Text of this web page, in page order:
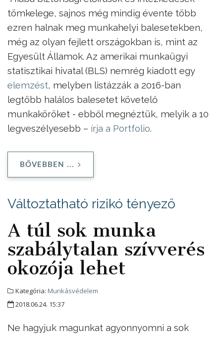
tömkelege, sajnos még mindig évente több
ezren halnak meg munkahelyi balesetekben,
még az olyan fejlett országokban is, mint az
Egyesült Államok. Az amerikai munkaügyi
statisztikai hivatal (BLS) nemrég kiadott egy
elemzést, melyben listázzák a 2016-ban
legtöbb halálos balesetet követelő
munkaköröket - ebből megnéztük, melyik a 10
legveszélyesebb – írja a Portfolio.
BŐVEBBEN ...
Változtatható rizikó tényező
A túl sok munka
szabálytalan szívverés
okozója lehet
Kategória: Munkásvédelem
2018.06.24. 15:37
Ne hagyjuk magunkat agyonnyomni a sok